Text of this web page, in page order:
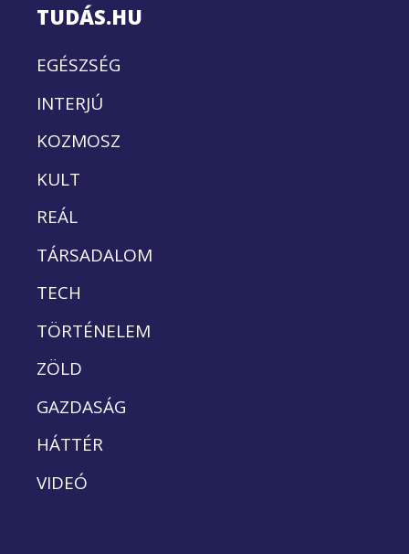
TUDÁS.HU
EGÉSZSÉG
INTERJÚ
KOZMOSZ
KULT
REÁL
TÁRSADALOM
TECH
TÖRTÉNELEM
ZÖLD
GAZDASÁG
HÁTTÉR
VIDEÓ